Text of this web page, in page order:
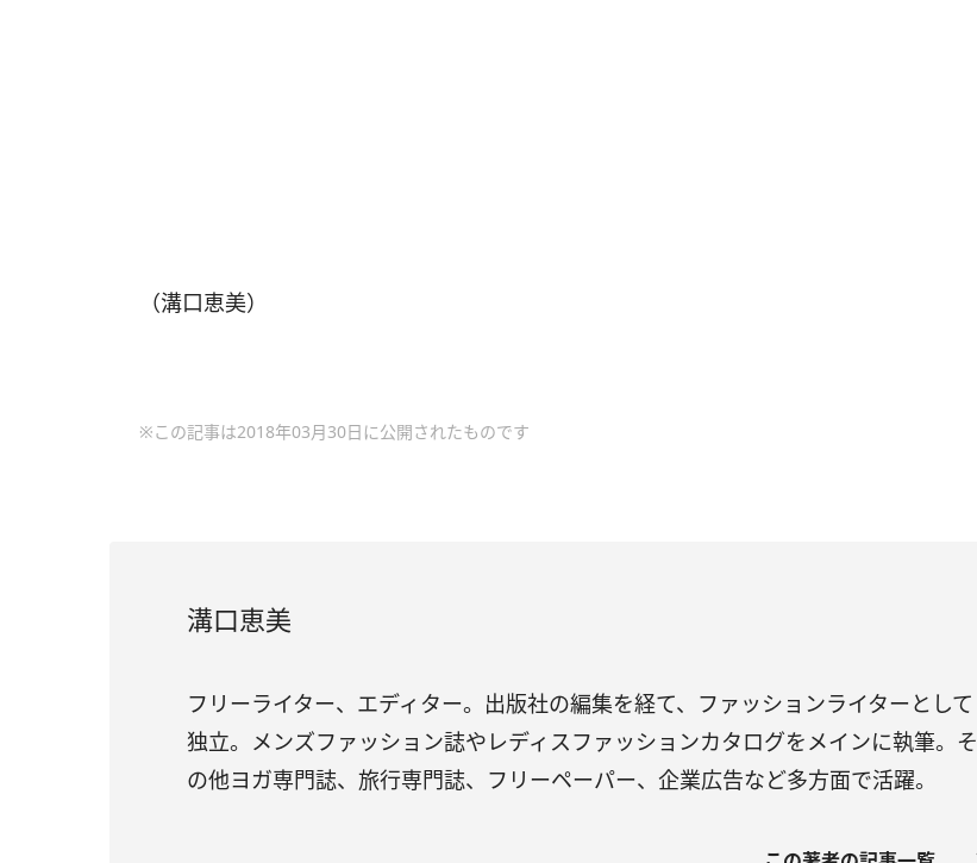
（溝口恵美）
※この記事は2018年03月30日に公開されたものです
溝口恵美
フリーライター、エディター。出版社の編集を経て、ファッションライターとして
独立。メンズファッション誌やレディスファッションカタログをメインに執筆。そ
の他ヨガ専門誌、旅行専門誌、フリーペーパー、企業広告など多方面で活躍。